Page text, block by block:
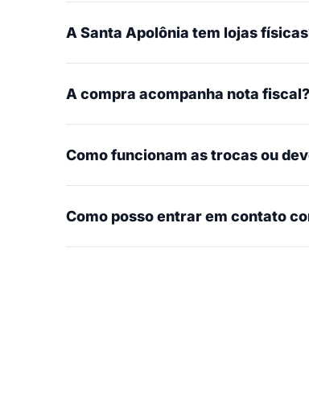
A Santa Apolônia tem lojas
A compra acompanha nota fiscal?
Como funcionam as trocas ou
Como posso entrar em contato